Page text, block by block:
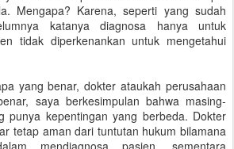
Mengapa? Karena, seperti yang sudah
katanya diagnosa hanya untuk
tidak diperkenankan untuk mengetahui
yang benar, dokter ataukah perusahaan
saya berkesimpulan bahwa masing-
punya kepentingan yang berbeda. Dokter
tetap aman dari tuntutan hukum bilamana
mendiagnosa pasien, sementara